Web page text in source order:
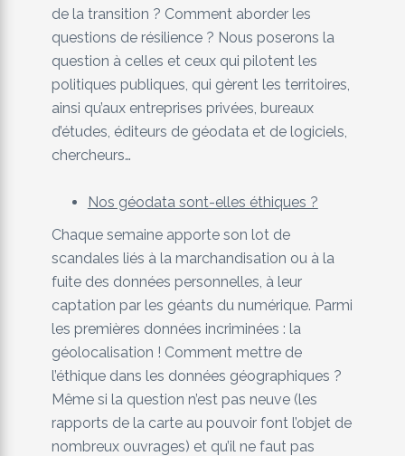
de la transition ? Comment aborder les
questions de résilience ? Nous poserons la
question à celles et ceux qui pilotent les
politiques publiques, qui gèrent les territoires,
ainsi qu’aux entreprises privées, bureaux
d’études, éditeurs de géodata et de logiciels,
chercheurs…
Nos géodata sont-elles éthiques ?
Chaque semaine apporte son lot de
scandales liés à la marchandisation ou à la
fuite des données personnelles, à leur
captation par les géants du numérique. Parmi
les premières données incriminées : la
géolocalisation ! Comment mettre de
l’éthique dans les données géographiques ?
Même si la question n’est pas neuve (les
rapports de la carte au pouvoir font l’objet de
nombreux ouvrages) et qu’il ne faut pas